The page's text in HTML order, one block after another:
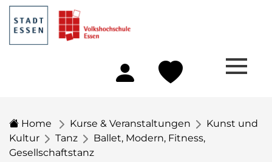
Home Kurse & Veranstaltungen
Kunst und
Kultur
Tanz
Ballet, Modern, Fitness,
Gesellschaftstanz